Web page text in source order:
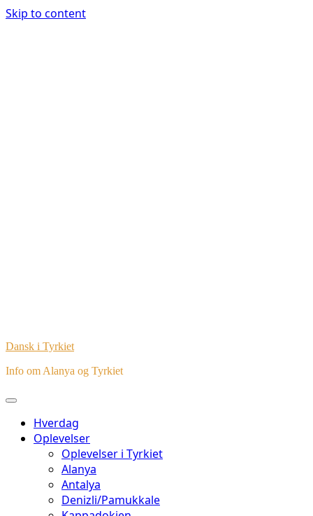
Skip to content
Dansk i Tyrkiet
Info om Alanya og Tyrkiet
Hverdag
Oplevelser
Oplevelser i Tyrkiet
Alanya
Antalya
Denizli/Pamukkale